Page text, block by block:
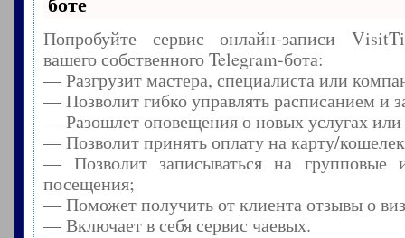
Попробуйте сервис онлайн-записи
вашего собственного Telegram-бота:
— Разгрузит мастера, специалиста или
— Позволит гибко управлять расписанием и
— Разошлет оповещения о новых услугах
— Позволит принять оплату на карту/
— Позволит записываться на групповые
посещения;
— Поможет получить от клиента отзывы о
— Включает в себя сервис чаевых.